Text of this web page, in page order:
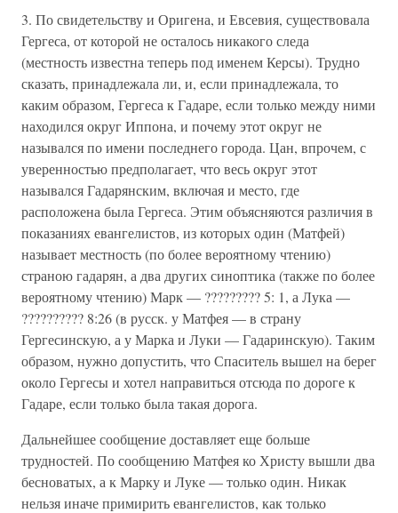
3. По свидетельству и Оригена, и Евсевия, существовала
Гергеса, от которой не осталось никакого следа
(местность известна теперь под именем Керсы). Трудно
сказать, принадлежала ли, и, если принадлежала, то
каким образом, Гергеса к Гадаре, если только между ними
находился округ Иппона, и почему этот округ не
назывался по имени последнего города. Цан, впрочем, с
уверенностью предполагает, что весь округ этот
назывался Гадарянским, включая и место, где
расположена была Гергеса. Этим объясняются различия в
показаниях евангелистов, из которых один (Матфей)
называет местность (по более вероятному чтению)
страною гадарян, а два других синоптика (также по более
вероятному чтению) Марк — ????????? 5: 1, а Лука —
?????????? 8:26 (в русск. у Матфея — в страну
Гергесинскую, а у Марка и Луки — Гадаринскую). Таким
образом, нужно допустить, что Спаситель вышел на берег
около Гергесы и хотел направиться отсюда по дороге к
Гадаре, если только была такая дорога.
Дальнейшее сообщение доставляет еще больше
трудностей. По сообщению Матфея ко Христу вышли два
бесноватых, а к Марку и Луке — только один. Никак
нельзя иначе примирить евангелистов, как только